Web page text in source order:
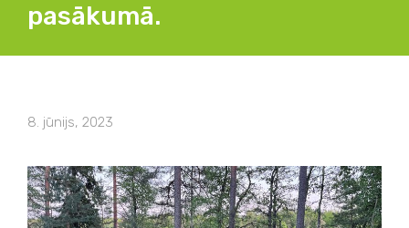
pasākumā.
8. jūnijs, 2023